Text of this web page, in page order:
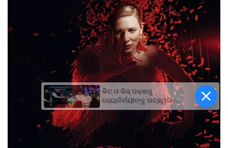
କିଟ୍‍ ଓ କିସ୍‍ ପକ୍ଷରୁ
ଜ୍ୟୋତିର୍ମୟୀଙ୍କୁ ଉଚ୍ଛ୍ୱସିତ
ସମ୍ବର୍ଦ୍ଧନା; ୫ଲକ୍ଷ ଟଙ୍କାର
ପ୍ରୋତ୍ସାହନ ରାଶି ପ୍ରଦାନ